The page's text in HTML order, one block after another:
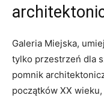
Galeria Miejska,
tylko przestrzeń dla
pomnik​
początków XX